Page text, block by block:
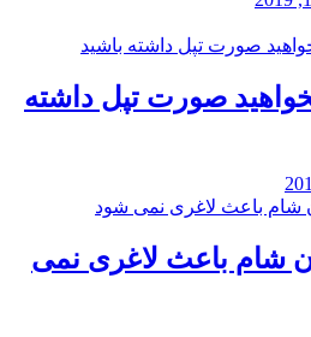
صورت تپل داشته
شام باعث لاغری نمی